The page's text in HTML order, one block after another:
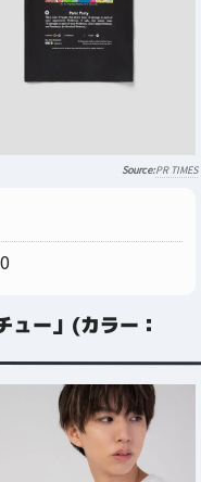
PR TIMES
ュー」(カラー：